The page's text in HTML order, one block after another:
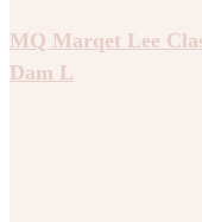
MQ Marqet Lee
Dam L